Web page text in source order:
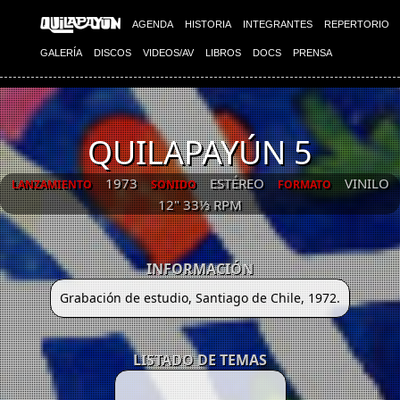
AGENDA HISTORIA INTEGRANTES REPERTORIO
GALERÍA DISCOS VIDEOS/AV LIBROS DOCS PRENSA
QUILAPAYÚN 5
LANZAMIENTO 1973 SONIDO ESTÉREO FORMATO
VINILO
12" 33⅓ RPM
INFORMACIÓN
Grabación de estudio, Santiago de Chile, 1972.
LISTADO DE TEMAS